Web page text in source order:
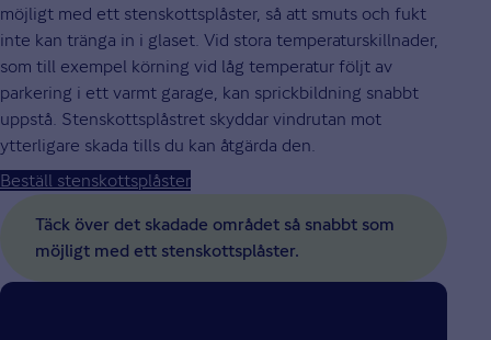
möjligt med ett stenskottsplåster, så att smuts och fukt
inte kan tränga in i glaset. Vid stora temperaturskillnader,
som till exempel körning vid låg temperatur följt av
parkering i ett varmt garage, kan sprickbildning snabbt
uppstå. Stenskottsplåstret skyddar vindrutan mot
ytterligare skada tills du kan åtgärda den.
Beställ stenskottsplåster
Täck över det skadade området så snabbt som
möjligt med ett stenskottsplåster.